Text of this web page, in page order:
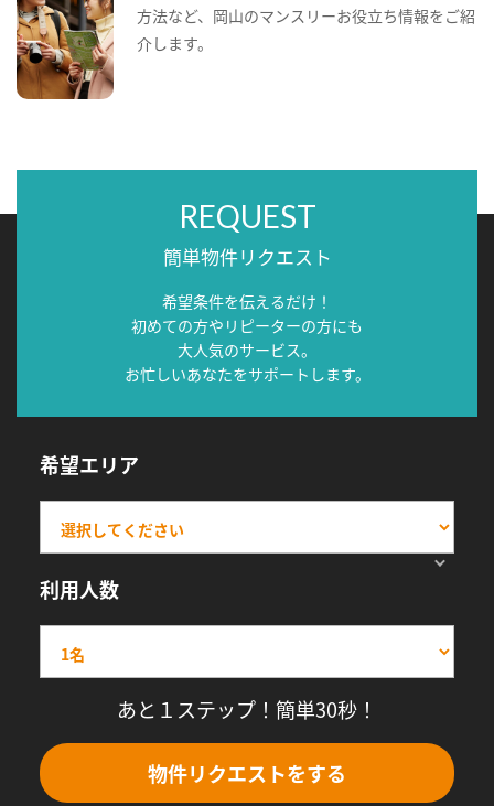
方法など、岡山のマンスリーお役立ち情報をご紹
介します。
REQUEST
簡単物件リクエスト
希望条件を伝えるだけ！
初めての方やリピーターの方にも
大人気のサービス。
お忙しいあなたをサポートします。
希望エリア
利用人数
あと１ステップ！簡単30秒！
物件リクエストをする